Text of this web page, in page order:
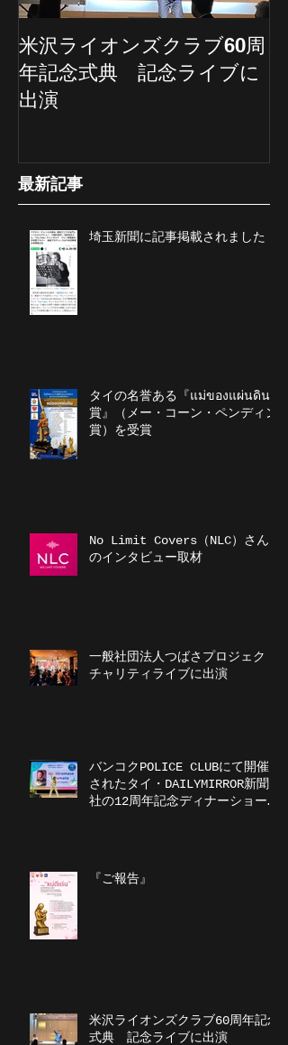
最新記事
米沢ライオンズクラブ60周
年記念式典 記念ライブに
出演
埼玉新聞に記事掲載されました
タイの名誉ある『แม่ของแผ่นดิน
賞』（メー・コーン・ペンディン
賞）を受賞
No Limit Covers（NLC）さん
のインタビュー取材
一般社団法人つばさプロジェクト
チャリティライブに出演
バンコクPOLICE CLUBにて開催
されたタイ・DAILYMIRROR新聞
社の12周年記念ディナーショーに
『ご報告』
米沢ライオンズクラブ60周年記念
式典 記念ライブに出演